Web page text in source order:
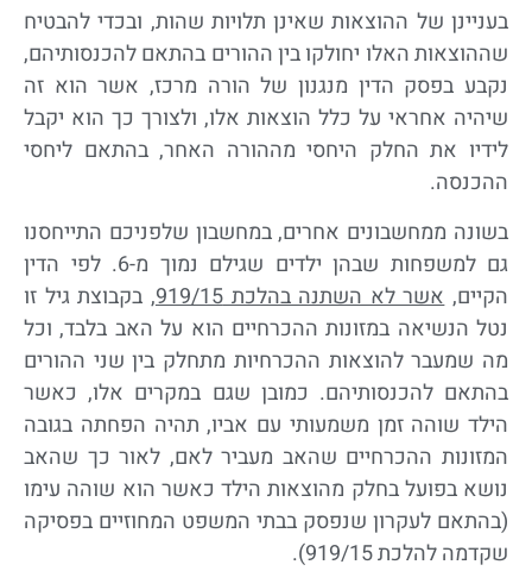
בעניינן של ההוצאות שאינן תלויות שהות, ובכדי להבטיח
שההוצאות האלו יחולקו בין ההורים בהתאם להכנסותיהם,
נקבע בפסק הדין מנגנון של הורה מרכז, אשר הוא זה
שיהיה אחראי על כלל הוצאות אלו, ולצורך כך הוא יקבל
לידיו את החלק היחסי מההורה האחר, בהתאם ליחסי
ההכנסה.
בשונה ממחשבונים אחרים, במחשבון שלפניכם התייחסנו
גם למשפחות שבהן ילדים שגילם נמוך מ-6. לפי הדין
הקיים,אשר לא השתנה בהלכת 919/15
, בקבוצת גיל זו
נטל הנשיאה במזונות ההכרחיים הוא על האב בלבד, וכל
מה שמעבר להוצאות ההכרחיות מתחלק בין שני ההורים
בהתאם להכנסותיהם. כמובן שגם במקרים אלו, כאשר
הילד שוהה זמן משמעותי עם אביו, תהיה הפחתה בגובה
המזונות ההכרחיים שהאב מעביר לאם, לאור כך שהאב
נושא בפועל בחלק מהוצאות הילד כאשר הוא שוהה עימו
(בהתאם לעקרון שנפסק בבתי המשפט המחוזיים בפסיקה
שקדמה להלכת 919/15).